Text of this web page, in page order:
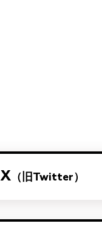
X （旧Twitter）